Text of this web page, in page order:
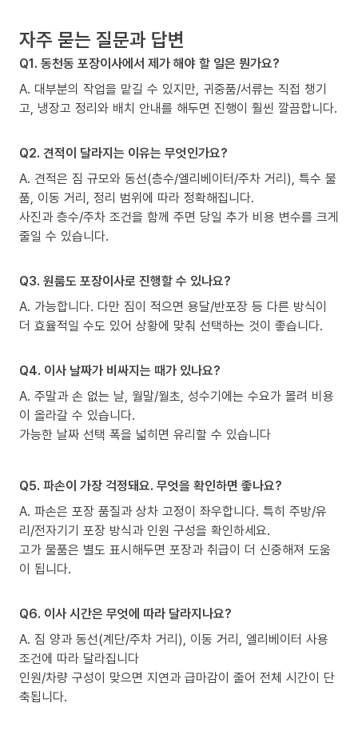
자주 묻는 질문과 답변
Q1. 동천동 포장이사에서 제가 해야 할 일은 뭔가요?
A. 대부분의 작업을 맡길 수 있지만, 귀중품/서류는 직접 챙기
고, 냉장고 정리와 배치 안내를 해두면 진행이 훨씬 깔끔합니다.
Q2. 견적이 달라지는 이유는 무엇인가요?
A. 견적은 짐 규모와 동선(층수/엘리베이터/주차 거리), 특수 물
품, 이동 거리, 정리 범위에 따라 정확해집니다.
사진과 층수/주차 조건을 함께 주면 당일 추가 비용 변수를 크게
줄일 수 있습니다.
Q3. 원룸도 포장이사로 진행할 수 있나요?
A. 가능합니다. 다만 짐이 적으면 용달/반포장 등 다른 방식이
더 효율적일 수도 있어 상황에 맞춰 선택하는 것이 좋습니다.
Q4. 이사 날짜가 비싸지는 때가 있나요?
A. 주말과 손 없는 날, 월말/월초, 성수기에는 수요가 몰려 비용
이 올라갈 수 있습니다.
가능한 날짜 선택 폭을 넓히면 유리할 수 있습니다
Q5. 파손이 가장 걱정돼요. 무엇을 확인하면 좋나요?
A. 파손은 포장 품질과 상차 고정이 좌우합니다. 특히 주방/유
리/전자기기 포장 방식과 인원 구성을 확인하세요.
고가 물품은 별도 표시해두면 포장과 취급이 더 신중해져 도움
이 됩니다.
Q6. 이사 시간은 무엇에 따라 달라지나요?
A. 짐 양과 동선(계단/주차 거리), 이동 거리, 엘리베이터 사용
조건에 따라 달라집니다
인원/차량 구성이 맞으면 지연과 급마감이 줄어 전체 시간이 단
축됩니다.